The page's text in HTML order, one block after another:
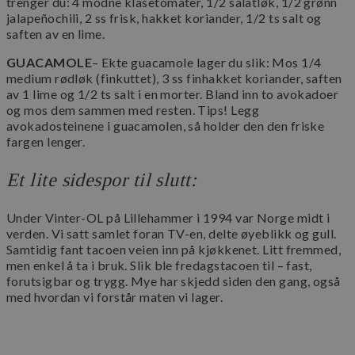
jalapeñochili, 2 ss frisk, hakket koriander, 1/2 ts salt og
saften av en lime.
GUACAMOLE– Ekte guacamole lager du slik: Mos 1/4
medium rødløk (finkuttet), 3 ss finhakket koriander, saften
av 1 lime og 1/2 ts salt i en morter. Bland inn to avokadoer
og mos dem sammen med resten. Tips! Legg
avokadosteinene i guacamolen, så holder den den friske
fargen lenger.
Et lite sidespor til slutt:
Under Vinter-OL på Lillehammer i 1994 var Norge midt i
verden. Vi satt samlet foran TV-en, delte øyeblikk og gull.
Samtidig fant tacoen veien inn på kjøkkenet. Litt fremmed,
men enkel å ta i bruk. Slik ble fredagstacoen til – fast,
forutsigbar og trygg. Mye har skjedd siden den gang, også
med hvordan vi forstår maten vi lager.
sessionid_www.maschmanns.no
Googles
personvernregler